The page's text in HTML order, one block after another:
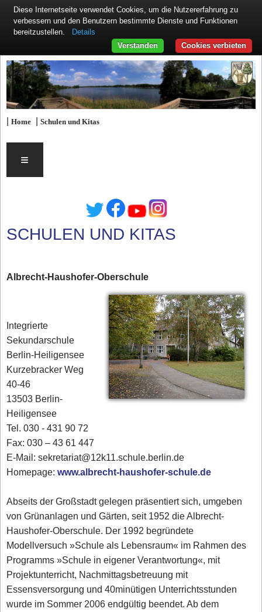
|Home |Schulen und Kitas
≡
SCHULEN UND KITAS
Albrecht-Haushofer-Oberschule
Integrierte
Sekundarschule
Berlin-Heiligensee
Kurzebracker Weg
40-46
13503 Berlin-
Heiligensee
Tel. 030 - 431 90 72‎
Fax: 030 – 43 61 447
E-Mail: sekretariat@12k11.schule.berlin.de
Homepage:www.albrecht-haushofer-schule.de
Abseits der Großstadt gelegen präsentiert sich, umgeben
von Grünanlagen und Gärten, seit 1952 die Albrecht-
Haushofer-Oberschule. Der 1992 begründete
Modellversuch »Schule als Lebensraum« im Rahmen des
Programms »Schule in eigener Verantwortung«, mit
Projektunterricht, Nachmittagsbetreuung mit
Essensversorgung und 40minütigen Unterrichtsstunden
wurde im Sommer 2006 endgültig beendet. Ab dem
Diese Internetseite verwendet Cookies, um die Nutzererfahrung zu
verbessern und den Benutzern bestimmte Dienste und Funktionen
bereitzustellen.
Details
Cookies verbieten
Verstanden